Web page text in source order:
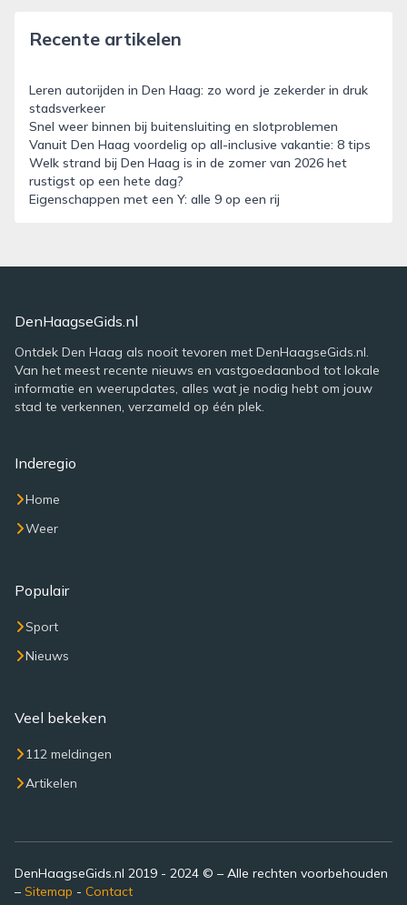
Recente artikelen
Leren autorijden in Den Haag: zo word je zekerder in druk
stadsverkeer
Snel weer binnen bij buitensluiting en slotproblemen
Vanuit Den Haag voordelig op all-inclusive vakantie: 8 tips
Welk strand bij Den Haag is in de zomer van 2026 het
rustigst op een hete dag?
Eigenschappen met een Y: alle 9 op een rij
DenHaagseGids.nl
Ontdek Den Haag als nooit tevoren met DenHaagseGids.nl.
Van het meest recente nieuws en vastgoedaanbod tot lokale
informatie en weerupdates, alles wat je nodig hebt om jouw
stad te verkennen, verzameld op één plek.
Inderegio
Home
Weer
Populair
Sport
Nieuws
Veel bekeken
112 meldingen
Artikelen
DenHaagseGids.nl 2019 - 2024 © – Alle rechten voorbehouden
– Sitemap - Contact